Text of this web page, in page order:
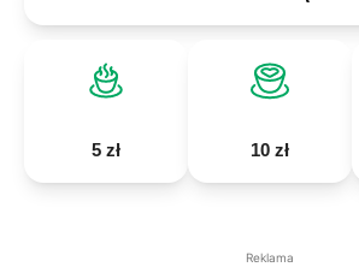
5 zł 10 zł
Reklama